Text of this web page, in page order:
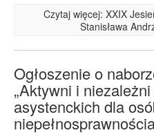
Czytaj więcej: XXIX
Stanisława
Ogłoszenie o
„Aktywni i
asystenckich dla